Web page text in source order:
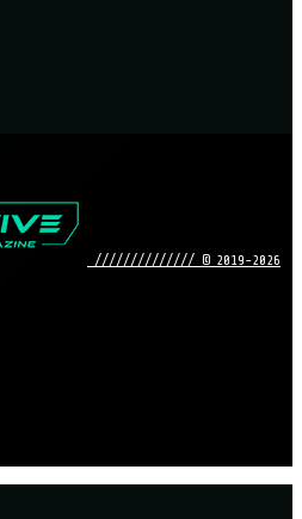
////////////// © 2019-2026